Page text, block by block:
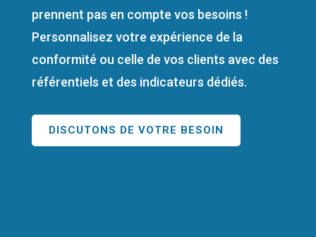
prennent pas en compte vos besoins !
Personnalisez votre expérience de la
conformité ou celle de vos clients avec des
référentiels et des indicateurs dédiés.
DISCUTONS DE VOTRE BESOIN